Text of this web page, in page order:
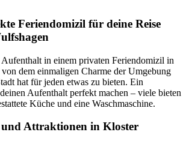
Feriendomizil für deine Reise
in einem privaten Feriendomizil in
dem einmaligen Charme der Umgebung
hat für jeden etwas zu bieten. Ein
Aufenthalt perfekt machen – viele bieten
Küche und eine Waschmaschine.
und Attraktionen in Kloster